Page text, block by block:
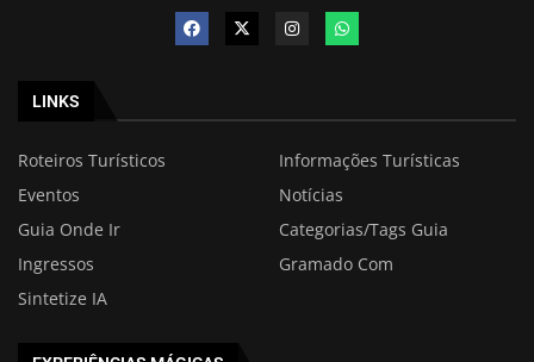
LINKS
Roteiros Turísticos
Informações Turísticas
Eventos
Notícias
Guia Onde Ir
Categorias/Tags Guia
Ingressos
Gramado Com
Sintetize IA